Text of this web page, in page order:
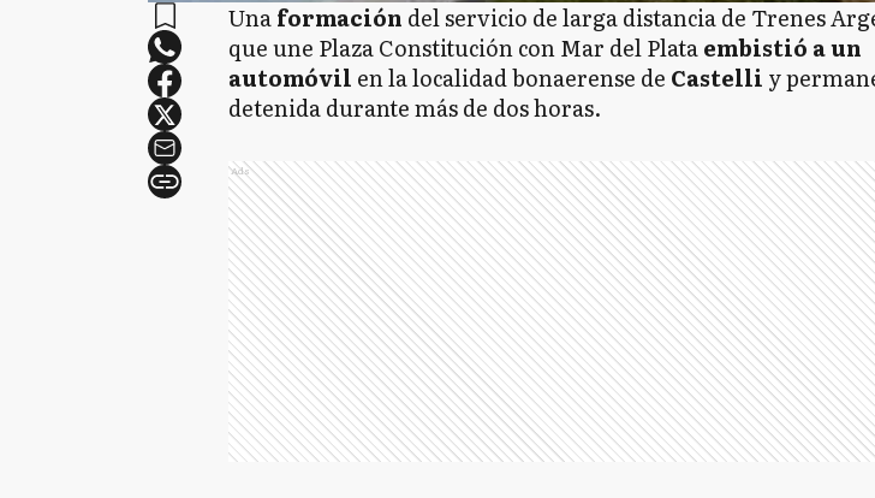
Unaformación del servicio de larga distancia de Trenes
que une Plaza Constitución con Mar del Plataembistió a un
automóvil en la localidad bonaerense de Castelli y
detenida durante más de dos horas.
Ads